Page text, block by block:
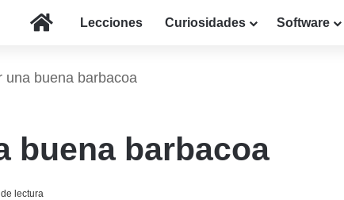
InicioLecciones Curiosidades Software
una buena barbacoa
buena barbacoa
lectura